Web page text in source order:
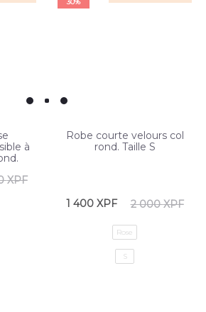
à
XPF
Robe courte velours col
rond. Taille S
2 000XPF
1 400 XPF
Rose
S